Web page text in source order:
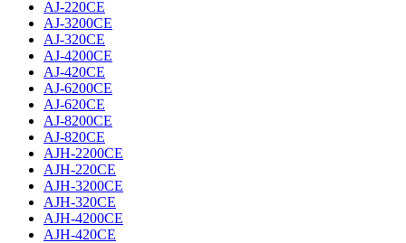
AJ-220CE
AJ-3200CE
AJ-320CE
AJ-4200CE
AJ-420CE
AJ-6200CE
AJ-620CE
AJ-8200CE
AJ-820CE
AJH-2200CE
AJH-220CE
AJH-3200CE
AJH-320CE
AJH-4200CE
AJH-420CE